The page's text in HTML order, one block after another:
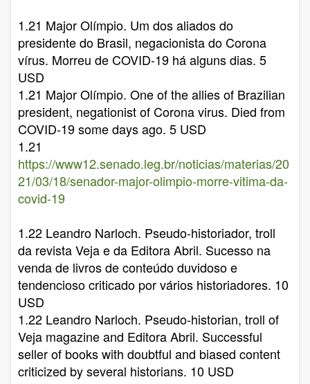
1.21 Major Olímpio. Um dos aliados do
presidente do Brasil, negacionista do Corona
vírus. Morreu de COVID-19 há alguns dias. 5
USD
1.21 Major Olímpio. One of the allies of Brazilian
president, negationist of Corona virus. Died from
COVID-19 some days ago. 5 USD
1.21
https://www12.senado.leg.br/noticias/materias/20
21/03/18/senador-major-olimpio-morre-vitima-da-
covid-19
1.22 Leandro Narloch. Pseudo-historiador, troll
da revista Veja e da Editora Abril. Sucesso na
venda de livros de conteúdo duvidoso e
tendencioso criticado por vários historiadores. 10
USD
1.22 Leandro Narloch. Pseudo-historian, troll of
Veja magazine and Editora Abril. Successful
seller of books with doubtful and biased content
criticized by several historians. 10 USD